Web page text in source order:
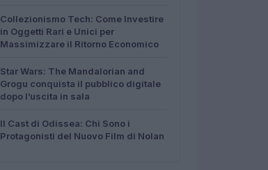
Collezionismo Tech: Come Investire
in Oggetti Rari e Unici per
Massimizzare il Ritorno Economico
Star Wars: The Mandalorian and
Grogu conquista il pubblico digitale
dopo l’uscita in sala
Il Cast di Odissea: Chi Sono i
Protagonisti del Nuovo Film di Nolan